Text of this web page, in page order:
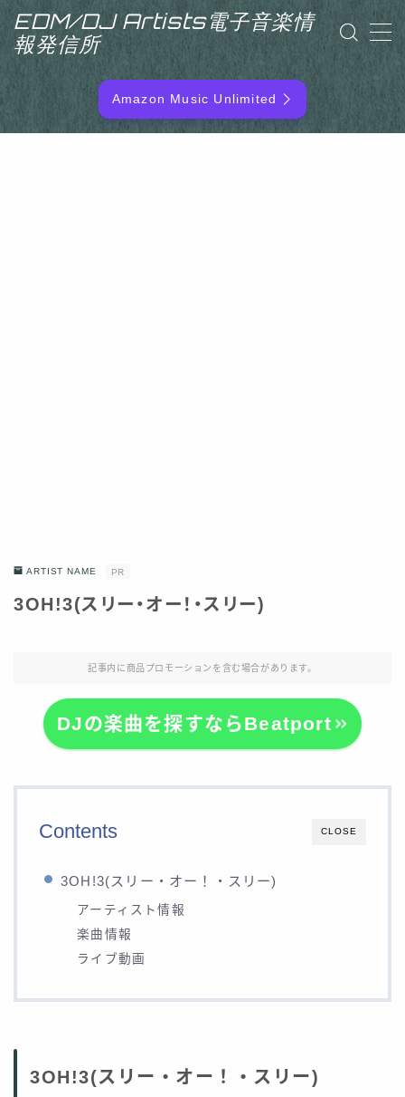
EDM/DJ Artists電子音楽情
報発信所
MENU
EDM/DJ/PD ARTIST
Amazon Music Unlimited
ARTIST NAME PR
3OH!3(スリー・オー！・スリー)
記事内に商品プロモーションを含む場合があります。
DJの楽曲を探すならBeatport
CLOSE
Contents
3OH!3(スリー・オー！・スリー)
アーティスト情報
楽曲情報
ライブ動画
3OH!3(スリー・オー！・スリー)